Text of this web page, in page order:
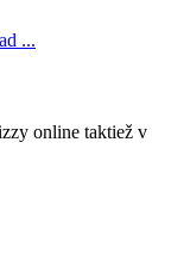
...
online taktiež v